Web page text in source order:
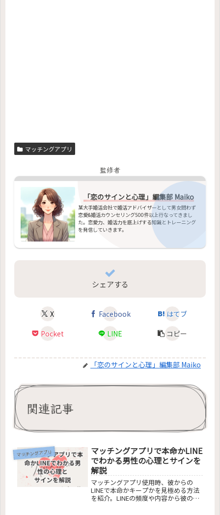
マッチングアプリ
監修者
「恋のサインと心理」編集部 Maiko
某大手婚活会社で婚活アドバイザーとして男女問わず
恋愛&婚活カウンセリング500件以上行なってきまし
た。恋愛力、婚活力を底上げする知識とトレーニング
を発信していきます。
シェアする
X Facebook
はてブ
Pocket
LINE コピー
「恋のサインと心理」編集部 Maiko
関連記事
マッチングアプリ
マッチングアプリで本命かLINE
でわかる男性の心理とサインを
解説
マッチングアプリ使用時、彼からの
LINEで本命かキープかを見極める方法
を紹介。LINEの頻度や内容から彼の真